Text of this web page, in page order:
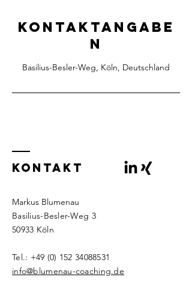
Kontaktangabe
n
Basilius-Besler-Weg, Köln, Deutschland
KONTAKT
Markus Blumenau
Basilius-Besler-Weg 3
50933 Köln
Tel.: +49 (0) 152 34088531
​info@blumenau-coaching.de